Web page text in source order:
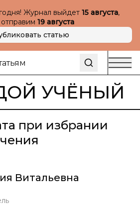
Журнал выйдет 15 августа,
19 августа
статью
УЧЁНЫЙ
при избрании
Витальевна